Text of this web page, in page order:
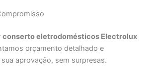
conserto eletrodomésticos Electrolux
orçamento detalhado e
aprovação, sem surpresas.